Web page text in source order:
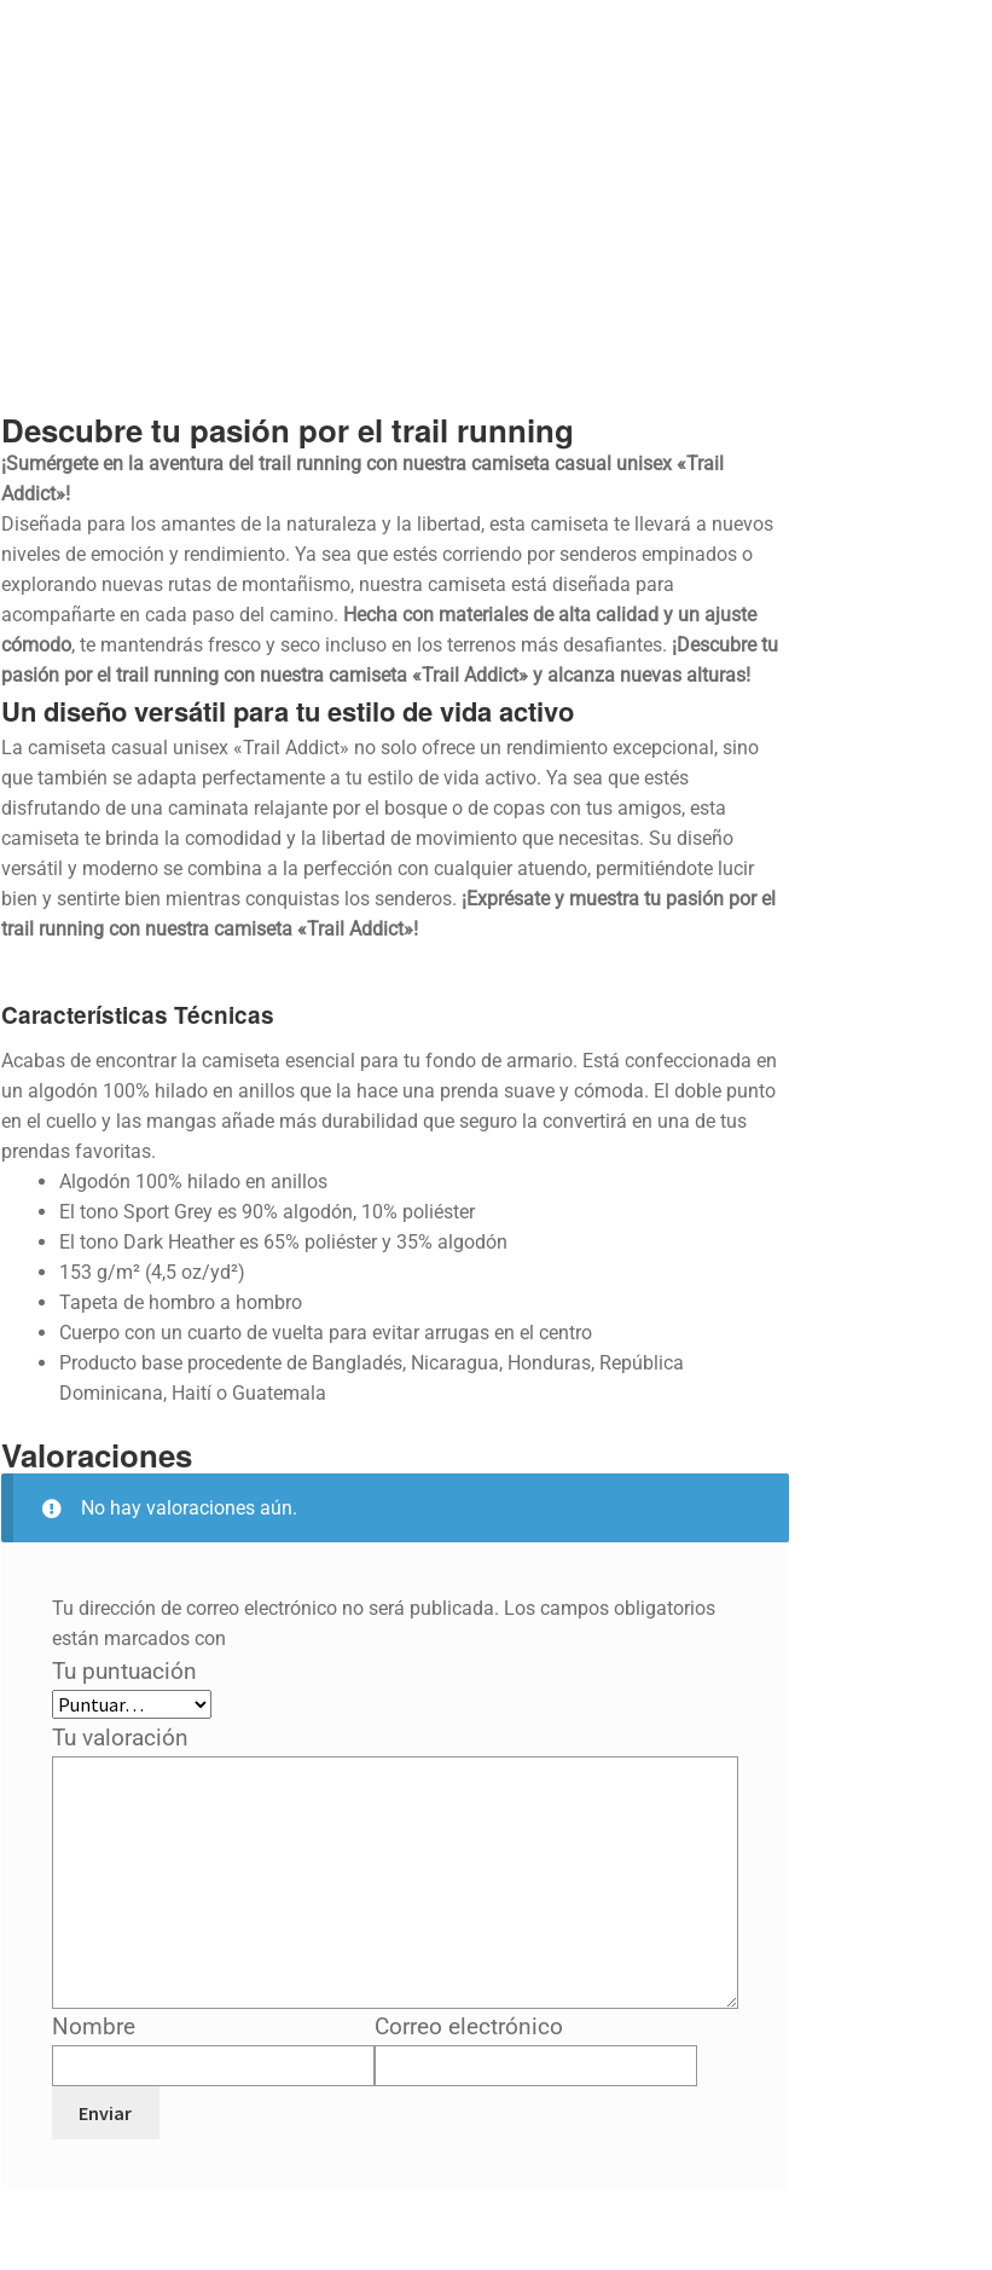
Descubre tu pasión por el trail running
¡Sumérgete en la aventura del trail running con nuestra camiseta casual unisex «Trail
Addict»!
Diseñada para los amantes de la naturaleza y la libertad, esta camiseta te llevará a nuevos
niveles de emoción y rendimiento. Ya sea que estés corriendo por senderos empinados o
explorando nuevas rutas de montañismo, nuestra camiseta está diseñada para
acompañarte en cada paso del camino. Hecha con materiales de alta calidad y un ajuste
cómodo, te mantendrás fresco y seco incluso en los terrenos más desafiantes. ¡Descubre tu
pasión por el trail running con nuestra camiseta «Trail Addict» y alcanza nuevas alturas!
Un diseño versátil para tu estilo de vida activo
La camiseta casual unisex «Trail Addict» no solo ofrece un rendimiento excepcional, sino
que también se adapta perfectamente a tu estilo de vida activo. Ya sea que estés
disfrutando de una caminata relajante por el bosque o de copas con tus amigos, esta
camiseta te brinda la comodidad y la libertad de movimiento que necesitas. Su diseño
versátil y moderno se combina a la perfección con cualquier atuendo, permitiéndote lucir
bien y sentirte bien mientras conquistas los senderos. ¡Exprésate y muestra tu pasión por el
trail running con nuestra camiseta «Trail Addict»!
Características Técnicas
Acabas de encontrar la camiseta esencial para tu fondo de armario. Está confeccionada en
un algodón 100% hilado en anillos que la hace una prenda suave y cómoda. El doble punto
en el cuello y las mangas añade más durabilidad que seguro la convertirá en una de tus
prendas favoritas.
Algodón 100% hilado en anillos
El tono Sport Grey es 90% algodón, 10% poliéster
El tono Dark Heather es 65% poliéster y 35% algodón
153 g/m² (4,5 oz/yd²)
Tapeta de hombro a hombro
Cuerpo con un cuarto de vuelta para evitar arrugas en el centro
Producto base procedente de Bangladés, Nicaragua, Honduras, República
Dominicana, Haití o Guatemala
Valoraciones
No hay valoraciones aún.
Tu dirección de correo electrónico no será publicada. Los campos obligatorios
están marcados con
Tu puntuación
Tu valoración
Nombre Correo electrónico